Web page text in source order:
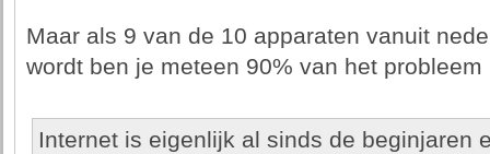
Maar als 9 van de 10 apparaten vanuit
wordt ben je meteen 90% van het probleem
Internet is eigenlijk al sinds de beginjaren